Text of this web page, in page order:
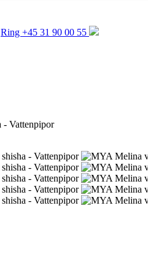
Ring +45 31 90 00 55